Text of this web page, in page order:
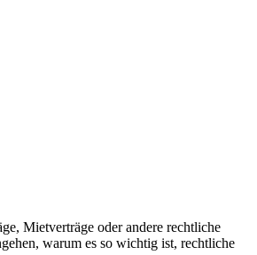
Mietverträge oder andere rechtliche
warum es so wichtig ist, rechtliche